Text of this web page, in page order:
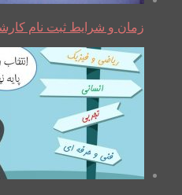
زمان و شرایط ثبت نام